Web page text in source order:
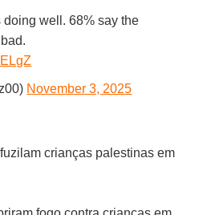
well. 68% say the
November 3, 2025
crianças palestinas em